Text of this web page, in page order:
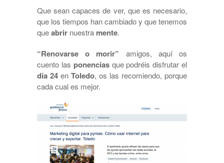
Que sean capaces de ver, que es necesario,
que los tiempos han cambiado y que tenemos
queabrir nuestra mente.
“Renovarse o morir” amigos, aquí os
cuento las ponenciasque podréis disfrutar el
día 24 en Toledo, os las recomiendo, porque
cada cual es mejor.